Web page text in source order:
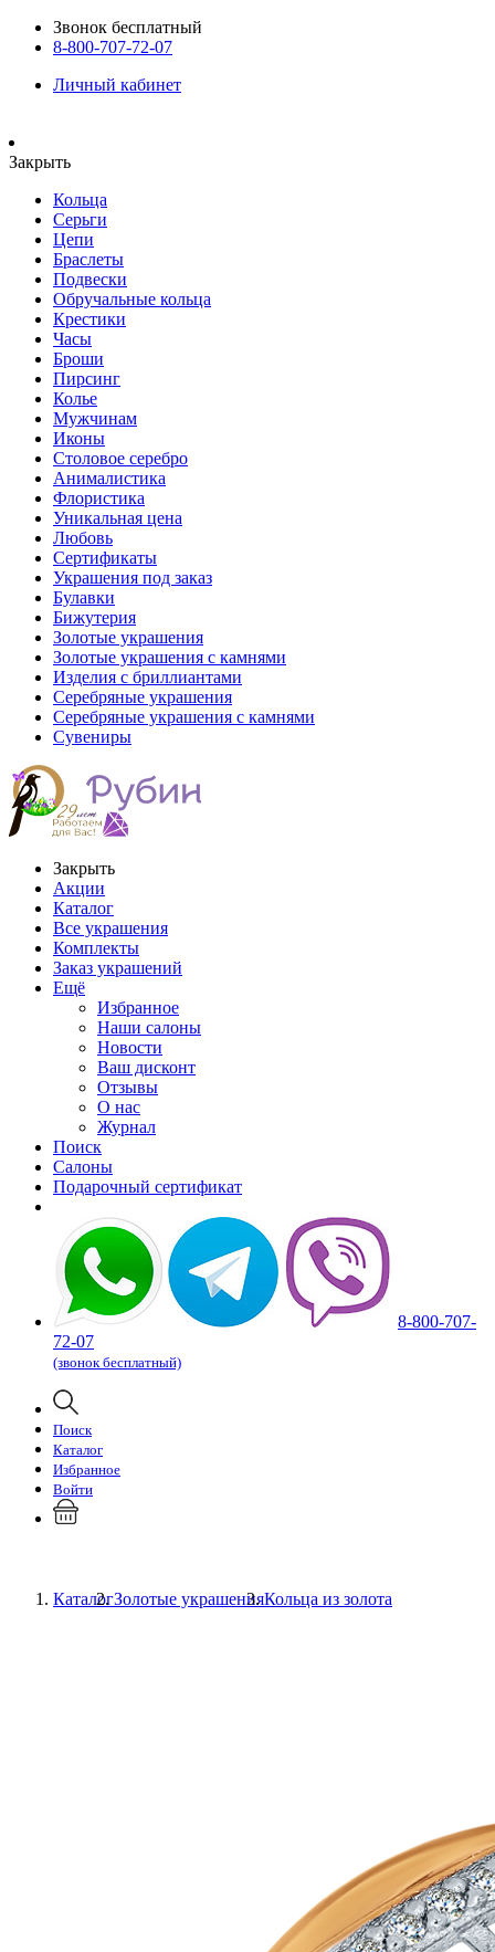
Звонок бесплатный
8-800-707-72-07
Личный кабинет
Закрыть
Кольца
Серьги
Цепи
Браслеты
Подвески
Обручальные кольца
Крестики
Часы
Броши
Пирсинг
Колье
Мужчинам
Иконы
Столовое серебро
Анималистика
Флористика
Уникальная цена
Любовь
Сертификаты
Украшения под заказ
Булавки
Бижутерия
Золотые украшения
Золотые украшения с камнями
Изделия с бриллиантами
Серебряные украшения
Серебряные украшения с камнями
Сувениры
Закрыть
Акции
Каталог
Все украшения
Комплекты
Заказ украшений
Ещё
Избранное
Наши салоны
Новости
Ваш дисконт
Отзывы
О нас
Журнал
Поиск
Салоны
Подарочный сертификат
8-800-707-
72-07
(звонок бесплатный)
Поиск
Каталог
Избранное
Войти
КаталогЗолотые украшенияКольца из золота